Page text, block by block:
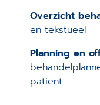
Overzicht
en tekstueel
Planning en
patiënt.